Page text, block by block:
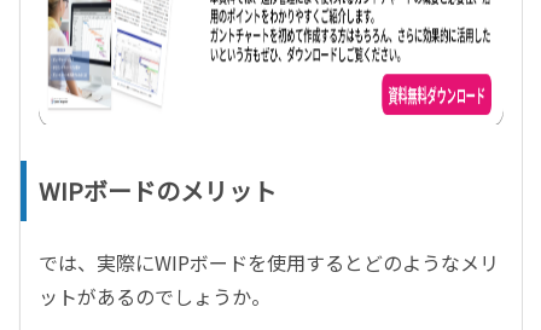
WIPボードのメリット
では、実際にWIPボードを使用するとどのようなメリ
ットがあるのでしょうか。